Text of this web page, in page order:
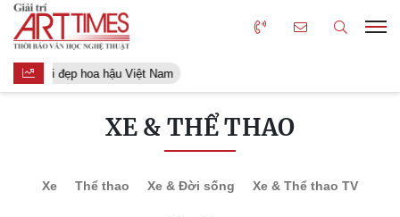
Người đẹp hoa hậu Việt Nam
XE & THỂ THAO
Xe Thể thao Xe & Đời sống Xe & Thể thao TV